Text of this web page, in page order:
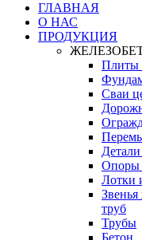
ГЛАВНАЯ
О НАС
ПРОДУКЦИЯ
Плиты
Сваи
Лотки
труб
Трубы
Бетон